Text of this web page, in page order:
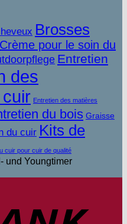
Brosses
Crème pour le soin du
Entretien
des
Entretien des matières
du bois Graisse
du cuir Kits de
cuir pour cuir de qualité
und Youngtimer